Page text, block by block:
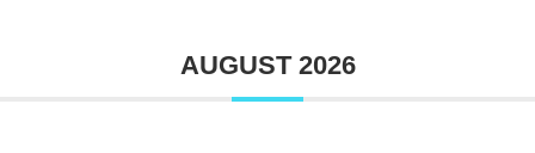
AUGUST 2026